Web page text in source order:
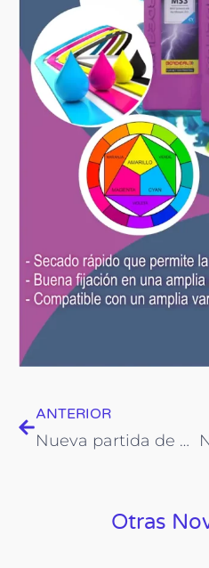
Prev
ANTERIOR
Nueva partida de Polyfan en varias medidas
Otras